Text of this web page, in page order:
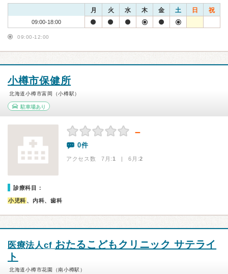
月 火 水 木 金 土 日 祝
09:00-18:00
09:00-12:00
小樽市保健所
北海道小樽市富岡（小樽駅）
駐車場あり
－
0件
アクセス数 7月:1 | 6月:2
診療科目：
小児科 、内科、歯科
医療法人cf おたるこどもクリニック サテライ
ト
北海道小樽市花園（南小樽駅）